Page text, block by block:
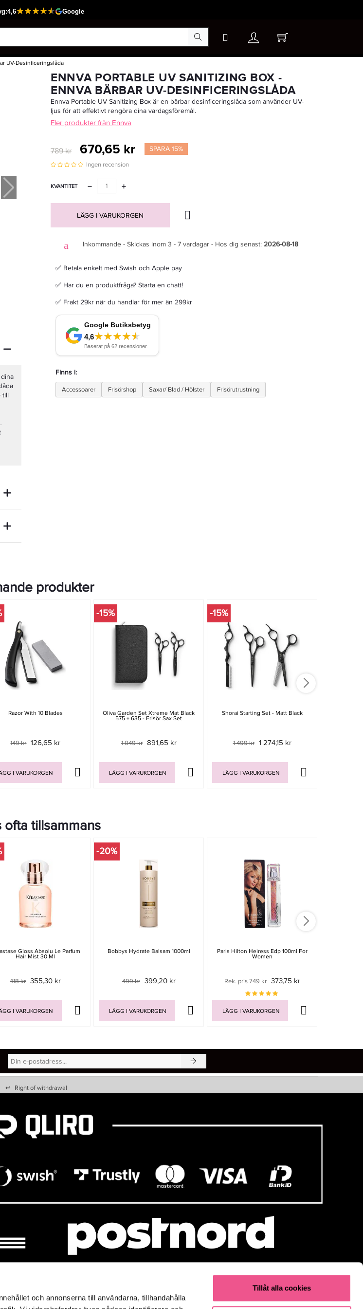
och annonserna till användarna, tillhandahålla
Tillåt alla cookies
UV-Desinficeringslåda
din varukorg
260,95 kr
till
att
ENNVA PORTABLE UV SANITIZING BOX -
ENNVA BÄRBAR UV-DESINFICERINGSLÅDA
Ennva Portable UV Sanitizing Box är en bärbar desinficeringslåda som använder UV-
ljus för att effektivt rengöra dina vardagsföremål.
Fler produkter från Ennva
789 kr 670,65 kr SPARA 15%
Ingen recension
KVANTITET +
−
LÄGG I VARUKORGEN
Inkommande - Skickas inom 3 - 7 vardagar - Hos dig senast: 2026-08-18
✅ Betala enkelt med Swish och Apple pay
✅ Har du en produktfråga? Starta en chatt!
✅ Frakt 29kr när du handlar för mer än 299kr
Finns i:
Accessoarer Frisörshop Saxar/ Blad / Hölster Frisörutrustning
produkter
Razor With 10 Blades
149 kr 126,65 kr
I VARUKORGEN
-15%
Oliva Garden Set Xtreme Mat Black
575 + 635 - Frisör Sax Set
1 049 kr 891,65 kr
LÄGG I VARUKORGEN
-15%
Shorai Starting Set - Matt Black
1 499 kr 1 274,15 kr
LÄGG I VARUKORGEN
ofta tillsammans
Gloss Absolu Le Parfum
Hair Mist 30 Ml
418 kr 355,30 kr
I VARUKORGEN
-20%
Bobbys Hydrate Balsam 1000ml
499 kr 399,20 kr
LÄGG I VARUKORGEN
Paris Hilton Heiress Edp 100ml For
Women
Rek. pris 749 kr 373,75 kr
LÄGG I VARUKORGEN
↩ Right of withdrawal
Mitt Baresso Populärt